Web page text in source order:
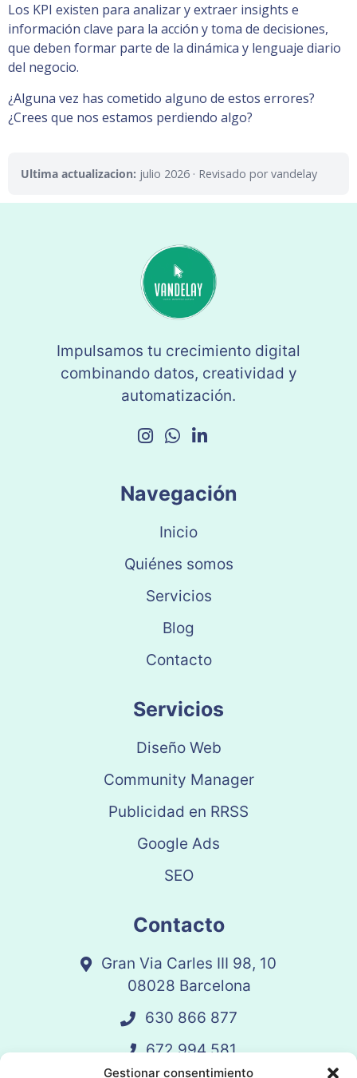
Gestionar consentimiento
Los KPI existen para analizar y extraer insights e
información clave para la acción y toma de decisiones,
que deben formar parte de la dinámica y lenguaje diario
del negocio.
¿Alguna vez has cometido alguno de estos errores?
¿Crees que nos estamos perdiendo algo?
Ultima actualizacion: julio 2026 · Revisado por vandelay
Impulsamos tu crecimiento digital
combinando datos, creatividad y
automatización.
Navegación
Inicio
Quiénes somos
Servicios
Blog
Contacto
Servicios
Diseño Web
Community Manager
Publicidad en RRSS
Google Ads
SEO
Contacto
Gran Via Carles III 98, 10
08028 Barcelona
630 866 877
672 994 581